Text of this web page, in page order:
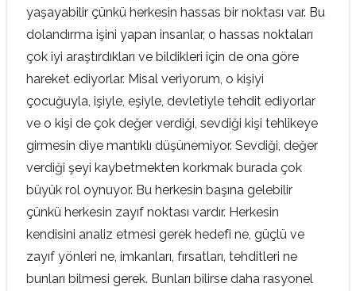
yaşayabilir çünkü herkesin hassas bir noktası var. Bu
dolandırma işini yapan insanlar, o hassas noktaları
çok iyi araştırdıkları ve bildikleri için de ona göre
hareket ediyorlar. Misal veriyorum, o kişiyi
çocuğuyla, işiyle, eşiyle, devletiyle tehdit ediyorlar
ve o kişi de çok değer verdiği, sevdiği kişi tehlikeye
girmesin diye mantıklı düşünemiyor. Sevdiği, değer
verdiği şeyi kaybetmekten korkmak burada çok
büyük rol oynuyor. Bu herkesin başına gelebilir
çünkü herkesin zayıf noktası vardır. Herkesin
kendisini analiz etmesi gerek hedefi ne, güçlü ve
zayıf yönleri ne, imkanları, fırsatları, tehditleri ne
bunları bilmesi gerek. Bunları bilirse daha rasyonel